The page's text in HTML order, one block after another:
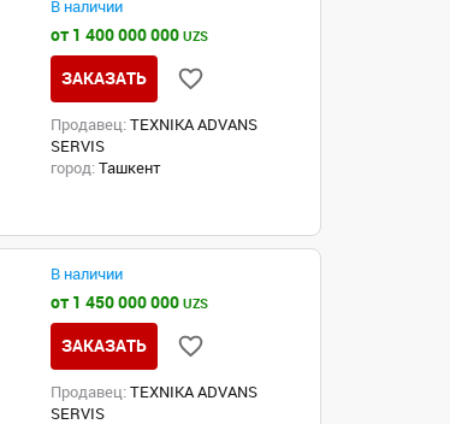
В наличии
от 1 400 000 000UZS
ЗАКАЗАТЬ
Продавец: TEXNIKA ADVANS
SERVIS
город: Ташкент
В наличии
от 1 450 000 000UZS
ЗАКАЗАТЬ
Продавец: TEXNIKA ADVANS
SERVIS